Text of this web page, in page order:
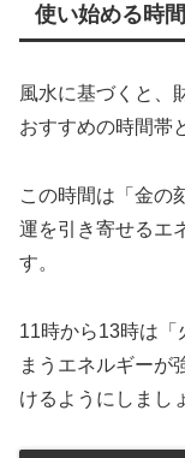
使い始める時
風水に基づくと、
おすすめの時間帯
この時間は「金の
運を引き寄せるエ
す。
11時から13時は「
まうエネルギーが
けるようにしまし